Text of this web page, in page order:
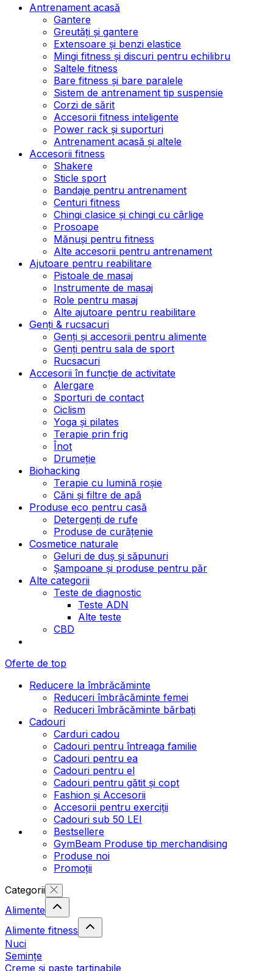
Antrenament acasă
Gantere
Greutăți și gantere
Extensoare și benzi elastice
Mingi fitness și discuri pentru echilibru
Saltele fitness
Bare fitness și bare paralele
Sistem de antrenament tip suspensie
Corzi de sărit
Accesorii fitness inteligente
Power rack și suporturi
Antrenament acasă și altele
Accesorii fitness
Shakere
Sticle sport
Bandaje pentru antrenament
Centuri fitness
Chingi clasice și chingi cu cârlige
Prosoape
Mănuși pentru fitness
Alte accesorii pentru antrenament
Ajutoare pentru reabilitare
Pistoale de masaj
Instrumente de masaj
Role pentru masaj
Alte ajutoare pentru reabilitare
Genți & rucsacuri
Genți și accesorii pentru alimente
Genți pentru sala de sport
Rucsacuri
Accesorii în funcție de activitate
Alergare
Sporturi de contact
Ciclism
Yoga și pilates
Terapie prin frig
Înot
Drumeție
Biohacking
Terapie cu lumină roșie
Căni și filtre de apă
Produse eco pentru casă
Detergenți de rufe
Produse de curățenie
Cosmetice naturale
Geluri de duș și săpunuri
Șampoane și produse pentru păr
Alte categorii
Teste de diagnostic
Teste ADN
Alte teste
CBD
Oferte de top
Reducere la îmbrăcăminte
Reduceri îmbrăcăminte femei
Reduceri îmbrăcăminte bărbați
Cadouri
Carduri cadou
Cadouri pentru întreaga familie
Cadouri pentru ea
Cadouri pentru el
Cadouri pentru gătit și copt
Fashion și Accesorii
Accesorii pentru exerciții
Cadouri sub 50 LEI
Bestsellere
GymBeam Produse tip merchandising
Produse noi
Promoții
Categorii
Alimente
Alimente fitness
Nuci
Semințe
Creme și paste tartinabile